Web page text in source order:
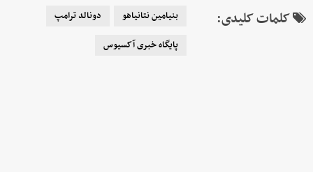
کلمات کلیدی: بنیامین نتانیاهو
دونالد ترامپ
پایگاه خبری آکسیوس